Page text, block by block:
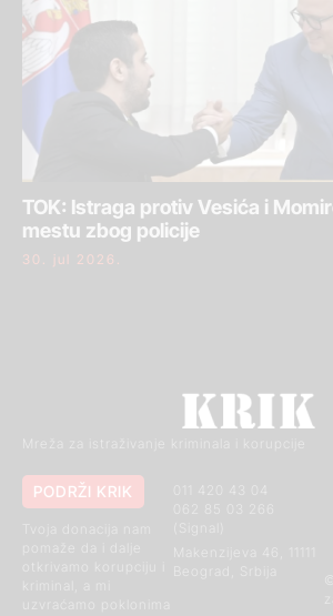
TOK: Istraga protiv Vesića i
mestu zbog policije
30. jul 2026.
Mreža za istraživanje kriminala i korupcije
011 420 43 04
Makenzijeva 46, 11111
PODRŽI KRIK
otkrivamo korupciju i
kriminal, a mi
uzvraćamo poklonima